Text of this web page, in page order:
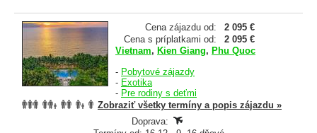
Cena zájazdu od:
2 095 €
Cena s príplatkami od:
2 095 €
Vietnam, Kien Giang, Phu Quoc
- Pobytové zájazdy
- Exotika
- Pre rodiny s deťmi
Zobraziť všetky termíny a popis zájazdu »
Doprava: